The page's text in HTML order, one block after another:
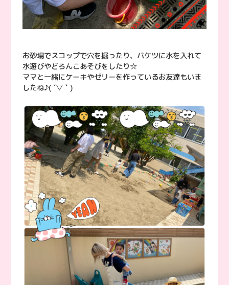
お砂場でスコップで穴を掘ったり、バケツに水を入れて
水遊びやどろんこあそびをしたり☆
ママと一緒にケーキやゼリーを作っているお友達もいま
したね♪( ´▽｀)